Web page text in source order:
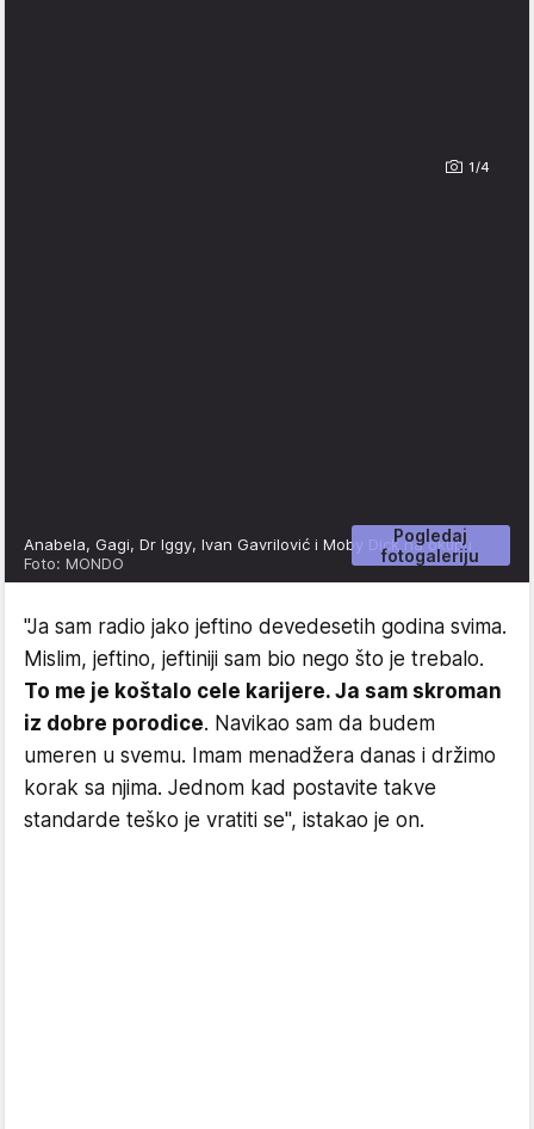
1/4
Pogledaj
fotogaleriju
Anabela, Gagi, Dr Iggy, Ivan Gavrilović i Moby Dick na okupu
Foto: MONDO
"Ja sam radio jako jeftino devedesetih godina svima.
Mislim, jeftino, jeftiniji sam bio nego što je trebalo.
To me je koštalo cele karijere. Ja sam skroman
iz dobre porodice. Navikao sam da budem
umeren u svemu. Imam menadžera danas i držimo
korak sa njima. Jednom kad postavite takve
standarde teško je vratiti se", istakao je on.